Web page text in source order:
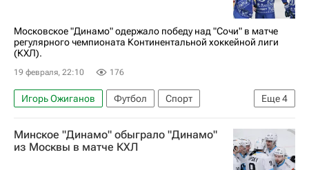
Московское "Динамо" одержало победу над "Сочи" в матче
регулярного чемпионата Континентальной хоккейной лиги
(КХЛ).
19 февраля, 22:10 176
Еще4
Игорь Ожиганов Футбол
Спорт
Макс Комтуа
Даниил Пыленков
ХК Динамо (Москва)
ХК Сочи
Минское "Динамо" обыграло "Динамо"
из Москвы в матче КХЛ